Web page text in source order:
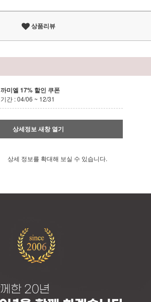
상품리뷰
까미엘 17% 할인 쿠폰
기간 : 04/06 ~ 12/31
상세정보 새창 열기
상세 정보를 확대해 보실 수 있습니다.